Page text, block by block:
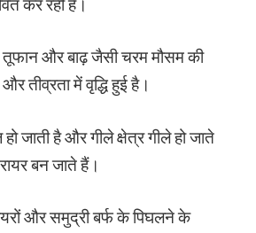
तूफान और बाढ़ जैसी चरम मौसम की
तीव्रता में वृद्धि हुई है।
जाती है और गीले क्षेत्र गीले हो जाते
बन जाते हैं।
और समुद्री बर्फ के पिघलने के